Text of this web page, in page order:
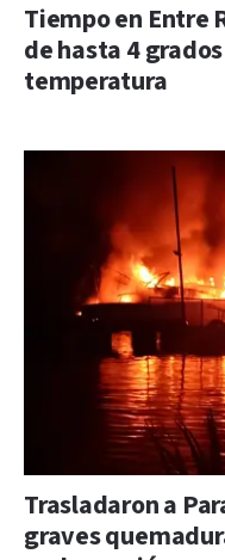
Tiempo en Entre
de hasta 4
temperatura
Trasladaron a
graves